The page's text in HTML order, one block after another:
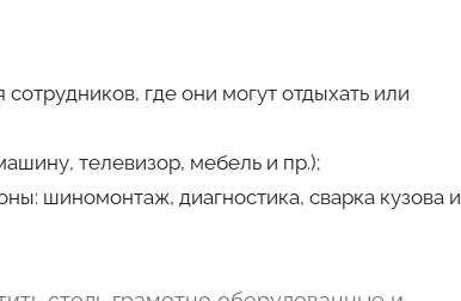
где они могут отдыхать или
телевизор, мебель и пр.);
шиномонтаж, диагностика, сварка кузова и